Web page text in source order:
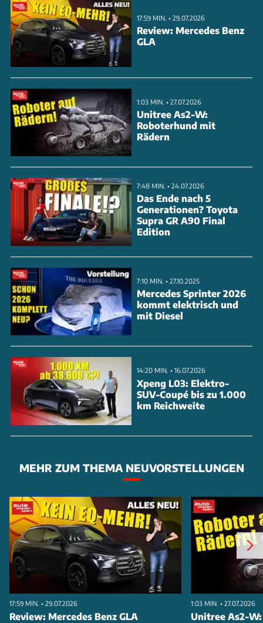
Lichtband an der Front und die beleuchteten
'Auspuffendrohre' am Heck. Die stark reduzierte
Karosserie kombiniert matt-schwarze Flächen mit
Karbon-Akzenten. Technisches Highlight ist der noch
geheime Wasserstoffantrieb - entweder als
Brennstoffzellen-Setup oder als H2-Verbrenner. Die
Studie könnte einen Ausblick auf zukünftige Alpine-
Modelle geben, auch wenn eine Serienversion
unwahrscheinlich ist. Der Name A4810 ist übrigens
eine Hommage an die Höhe des Mont Blanc - als
Symbol für die fran
ANZEIGE
17:59 MIN. • 29.07.2026
Review: Mercedes Benz
GLA
1:03 MIN. • 27.07.2026
Unitree As2-W:
Roboterhund mit
Rädern
7:48 MIN. • 24.07.2026
Das Ende nach 5
Generationen? Toyota
Supra GR A90 Final
Edition
7:10 MIN. • 27.10.2025
Mercedes Sprinter 2026
kommt elektrisch und
mit Diesel
14:20 MIN. • 16.07.2026
Xpeng L03: Elektro-
SUV-Coupé bis zu 1.000
km Reichweite
MEHR ZUM THEMA NEUVORSTELLUNGEN
17:59 MIN. • 29.07.2026
Review: Mercedes Benz GLA
1:03 MIN. • 27.07.2026
Unitree As2-